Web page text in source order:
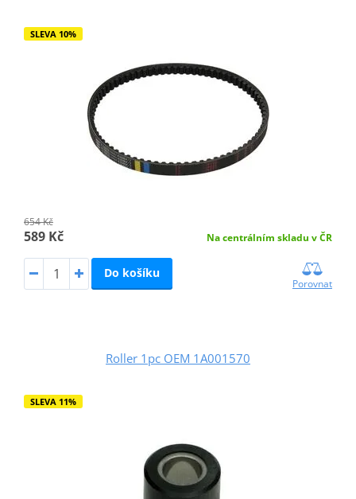
SLEVA 10%
654 Kč
589 Kč Na centrálním skladu v ČR
Do košíku
Porovnat
Roller 1pc OEM 1A001570
SLEVA 11%